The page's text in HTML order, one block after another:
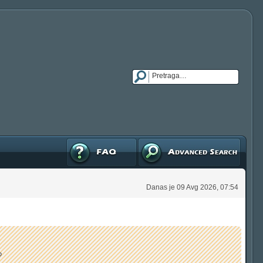
Napredna pretraga
FAQ
Danas je 09 Avg 2026, 07:54